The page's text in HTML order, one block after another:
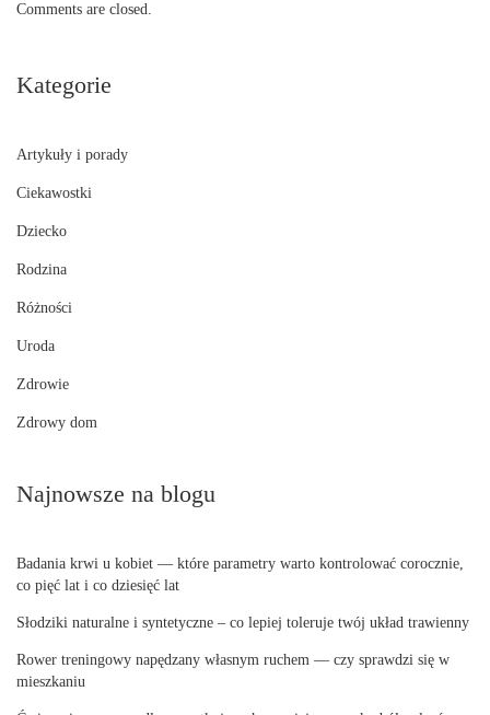
Comments are closed.
Kategorie
Artykuły i porady
Ciekawostki
Dziecko
Rodzina
Różności
Uroda
Zdrowie
Zdrowy dom
Najnowsze na blogu
Badania krwi u kobiet — które parametry warto kontrolować corocznie,
co pięć lat i co dziesięć lat
Słodziki naturalne i syntetyczne – co lepiej toleruje twój układ trawienny
Rower treningowy napędzany własnym ruchem — czy sprawdzi się w
mieszkaniu